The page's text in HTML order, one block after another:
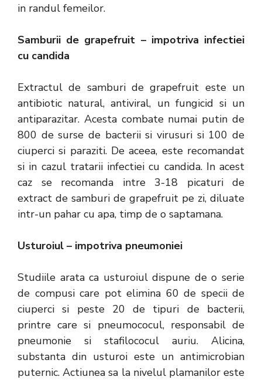
in randul femeilor.
Samburii de grapefruit – impotriva infectiei
cu candida
Extractul de samburi de grapefruit este un
antibiotic natural, antiviral, un fungicid si un
antiparazitar. Acesta combate numai putin de
800 de surse de bacterii si virusuri si 100 de
ciuperci si paraziti. De aceea, este recomandat
si in cazul tratarii infectiei cu candida. In acest
caz se recomanda intre 3-18 picaturi de
extract de samburi de grapefruit pe zi, diluate
intr-un pahar cu apa, timp de o saptamana.
Usturoiul – impotriva pneumoniei
Studiile arata ca usturoiul dispune de o serie
de compusi care pot elimina 60 de specii de
ciuperci si peste 20 de tipuri de bacterii,
printre care si pneumococul, responsabil de
pneumonie si stafilococul auriu. Alicina,
substanta din usturoi este un antimicrobian
puternic. Actiunea sa la nivelul plamanilor este